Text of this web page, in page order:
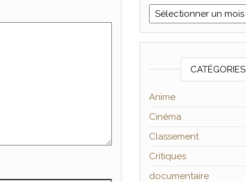
Archives
CATÉGORIES
Anime
Cinéma
Classement
Critiques
documentaire